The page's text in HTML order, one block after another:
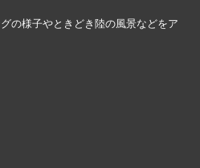
の様子やときどき陸の風景などをア